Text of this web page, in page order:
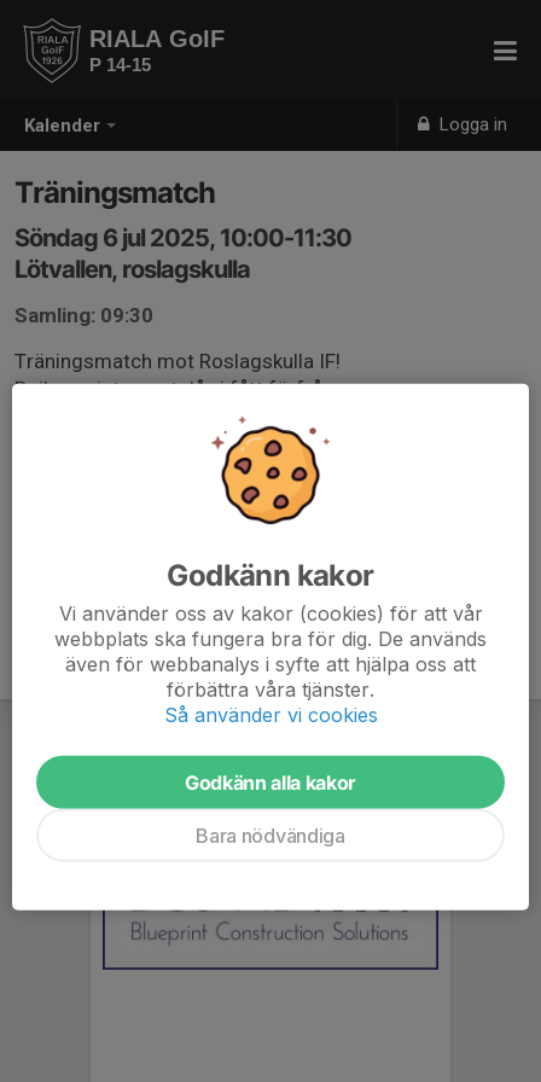
Kalender Logga in
RIALA GoIF
P 14-15
Träningsmatch
Söndag 6 jul 2025, 10:00-11:30
Lötvallen, roslagskulla
Samling: 09:30
Träningsmatch mot Roslagskulla IF!
Pejlar av intresset då vi fått förfrågan om en
träningsmatch mot roslagskullas P15-lag. Svara gärna
snabbt på kallelsen så vi kan lämna besked till
motståndarna i rimlig tid!
Godkänn kakor
Vi använder oss av kakor (cookies) för att vår
webbplats ska fungera bra för dig. De används
även för webbanalys i syfte att hjälpa oss att
förbättra våra tjänster.
Så använder vi cookies
Godkänn alla kakor
Bara nödvändiga